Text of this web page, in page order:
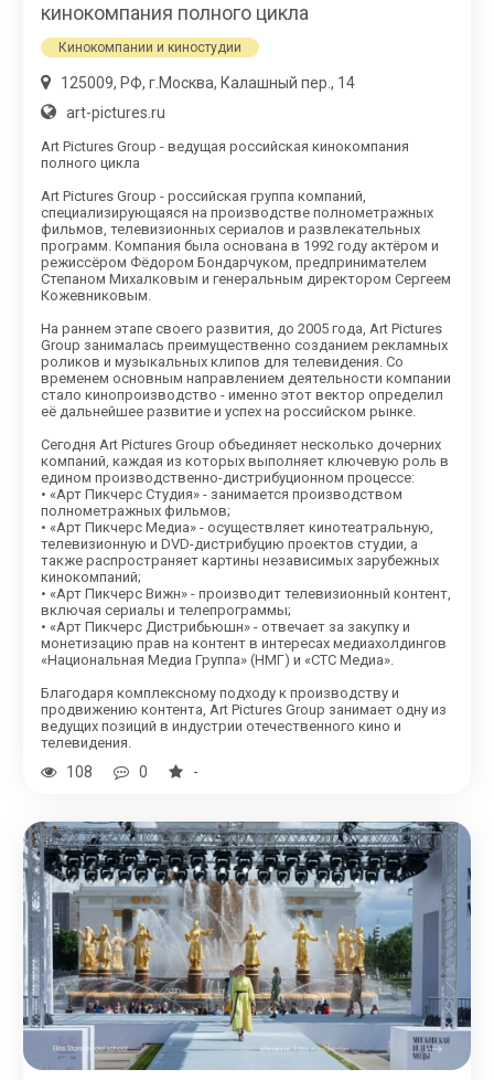
кинокомпания полного цикла
Кинокомпании и киностудии
125009, РФ, г.Москва, Калашный пер., 14
art-pictures.ru
Art Pictures Group - ведущая российская кинокомпания
полного цикла
Art Pictures Group - российская группа компаний,
специализирующаяся на производстве полнометражных
фильмов, телевизионных сериалов и развлекательных
программ. Компания была основана в 1992 году актёром и
режиссёром Фёдором Бондарчуком, предпринимателем
Степаном Михалковым и генеральным директором Сергеем
Кожевниковым.
На раннем этапе своего развития, до 2005 года, Art Pictures
Group занималась преимущественно созданием рекламных
роликов и музыкальных клипов для телевидения. Со
временем основным направлением деятельности компании
стало кинопроизводство - именно этот вектор определил
её дальнейшее развитие и успех на российском рынке.
Сегодня Art Pictures Group объединяет несколько дочерних
компаний, каждая из которых выполняет ключевую роль в
едином производственно-дистрибуционном процессе:
• «Арт Пикчерс Студия» - занимается производством
полнометражных фильмов;
• «Арт Пикчерс Медиа» - осуществляет кинотеатральную,
телевизионную и DVD-дистрибуцию проектов студии, а
также распространяет картины независимых зарубежных
кинокомпаний;
• «Арт Пикчерс Вижн» - производит телевизионный контент,
включая сериалы и телепрограммы;
• «Арт Пикчерс Дистрибьюшн» - отвечает за закупку и
монетизацию прав на контент в интересах медиахолдингов
«Национальная Медиа Группа» (НМГ) и «СТС Медиа».
Благодаря комплексному подходу к производству и
продвижению контента, Art Pictures Group занимает одну из
ведущих позиций в индустрии отечественного кино и
телевидения.
108 0 -